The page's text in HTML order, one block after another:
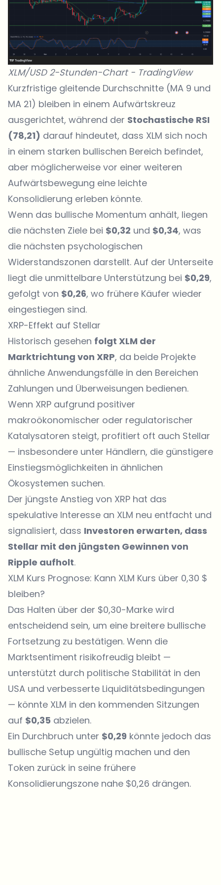
XLM/USD 2-Stunden-Chart - TradingView
Kurzfristige gleitende Durchschnitte (MA 9 und
MA 21) bleiben in einem Aufwärtskreuz
ausgerichtet, während der Stochastische RSI
(78,21) darauf hindeutet, dass XLM sich noch
in einem starken bullischen Bereich befindet,
aber möglicherweise vor einer weiteren
Aufwärtsbewegung eine leichte
Konsolidierung erleben könnte.
Wenn das bullische Momentum anhält, liegen
die nächsten Ziele bei $0,32 und $0,34, was
die nächsten psychologischen
Widerstandszonen darstellt. Auf der Unterseite
liegt die unmittelbare Unterstützung bei $0,29,
gefolgt von $0,26, wo frühere Käufer wieder
eingestiegen sind.
XRP-Effekt auf Stellar
Historisch gesehen folgt XLM der
Marktrichtung von XRP, da beide Projekte
ähnliche Anwendungsfälle in den Bereichen
Zahlungen und Überweisungen bedienen.
Wenn XRP aufgrund positiver
makroökonomischer oder regulatorischer
Katalysatoren steigt, profitiert oft auch Stellar
— insbesondere unter Händlern, die günstigere
Einstiegsmöglichkeiten in ähnlichen
Ökosystemen suchen.
Der jüngste Anstieg von XRP hat das
spekulative Interesse an XLM neu entfacht und
signalisiert, dass Investoren erwarten, dass
Stellar mit den jüngsten Gewinnen von
Ripple aufholt.
XLM Kurs Prognose: Kann XLM Kurs über 0,30 $
bleiben?
Das Halten über der $0,30-Marke wird
entscheidend sein, um eine breitere bullische
Fortsetzung zu bestätigen. Wenn die
Marktsentiment risikofreudig bleibt —
unterstützt durch politische Stabilität in den
USA und verbesserte Liquiditätsbedingungen
— könnte XLM in den kommenden Sitzungen
auf $0,35 abzielen.
Ein Durchbruch unter $0,29 könnte jedoch das
bullische Setup ungültig machen und den
Token zurück in seine frühere
Konsolidierungszone nahe $0,26 drängen.